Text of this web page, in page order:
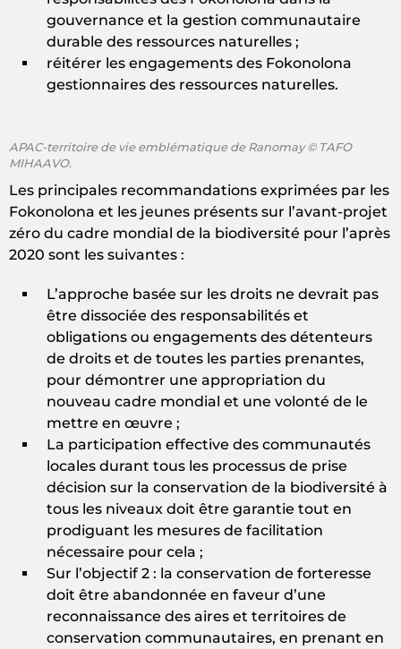
gouvernance et la gestion communautaire
durable des ressources naturelles ;
réitérer les engagements des Fokonolona
gestionnaires des ressources naturelles.
APAC-territoire de vie emblématique de Ranomay © TAFO
MIHAAVO.
Les principales recommandations exprimées par les
Fokonolona et les jeunes présents sur l’avant-projet
zéro du cadre mondial de la biodiversité pour l’après
2020 sont les suivantes :
L’approche basée sur les droits ne devrait pas
être dissociée des responsabilités et
obligations ou engagements des détenteurs
de droits et de toutes les parties prenantes,
pour démontrer une appropriation du
nouveau cadre mondial et une volonté de le
mettre en œuvre ;
La participation effective des communautés
locales durant tous les processus de prise
décision sur la conservation de la biodiversité à
tous les niveaux doit être garantie tout en
prodiguant les mesures de facilitation
nécessaire pour cela ;
Sur l’objectif 2 : la conservation de forteresse
doit être abandonnée en faveur d’une
reconnaissance des aires et territoires de
conservation communautaires, en prenant en